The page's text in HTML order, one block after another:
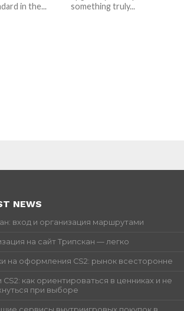
in the...
something truly...
NEWS
вход и организация маршрутами
на сайт Трипскан — легко
на оформления CS2: рынок всесторонне
CS2: как ориентироваться в ценниках и не
при выборе